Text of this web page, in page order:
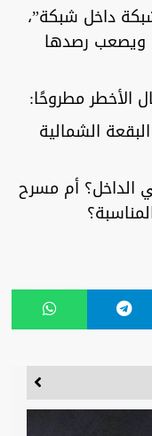
داخل شبكة”،
ويصعب رصدها
الأخطر مطروحًا:
الشمالية
أم مسرح